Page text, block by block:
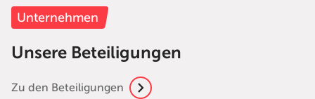
Unternehmen
Unsere Beteiligungen
Zu den Beteiligungen